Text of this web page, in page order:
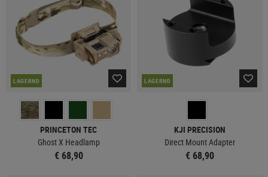
LAGERND
PRINCETON TEC
Ghost X Headlamp
€ 68,90
LAGERND
KJI PRECISION
Direct Mount Adapter
€ 68,90